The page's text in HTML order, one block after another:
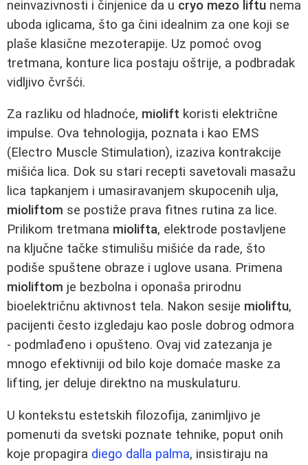
neinvazivnosti i činjenice da u cryo mezo liftu nema
uboda iglicama, što ga čini idealnim za one koji se
plaše klasične mezoterapije. Uz pomoć ovog
tretmana, konture lica postaju oštrije, a podbradak
vidljivo čvršći.
Za razliku od hladnoće, miolift koristi električne
impulse. Ova tehnologija, poznata i kao EMS
(Electro Muscle Stimulation), izaziva kontrakcije
mišića lica. Dok su stari recepti savetovali masažu
lica tapkanjem i umasiravanjem skupocenih ulja,
mioliftom se postiže prava fitnes rutina za lice.
Prilikom tretmana miolifta, elektrode postavljene
na ključne tačke stimulišu mišiće da rade, što
podiše spuštene obraze i uglove usana. Primena
mioliftom je bezbolna i oponaša prirodnu
bioelektričnu aktivnost tela. Nakon sesije mioliftu,
pacijenti često izgledaju kao posle dobrog odmora
- podmlađeno i opušteno. Ovaj vid zatezanja je
mnogo efektivniji od bilo koje domaće maske za
lifting, jer deluje direktno na muskulaturu.
U kontekstu estetskih filozofija, zanimljivo je
pomenuti da svetski poznate tehnike, poput onih
koje propagira diego dalla palma, insistiraju na